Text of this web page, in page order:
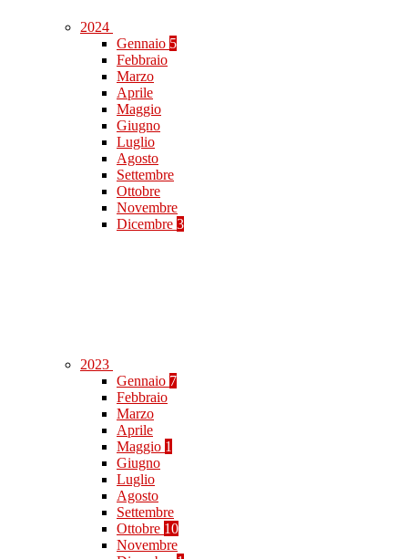
2024
Gennaio 5
Febbraio
Marzo
Aprile
Maggio
Giugno
Luglio
Agosto
Settembre
Ottobre
Novembre
Dicembre 3
2023
Gennaio 7
Febbraio
Marzo
Aprile
Maggio 1
Giugno
Luglio
Agosto
Settembre
Ottobre 10
Novembre